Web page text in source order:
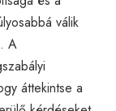
válik
A
áttekintse a